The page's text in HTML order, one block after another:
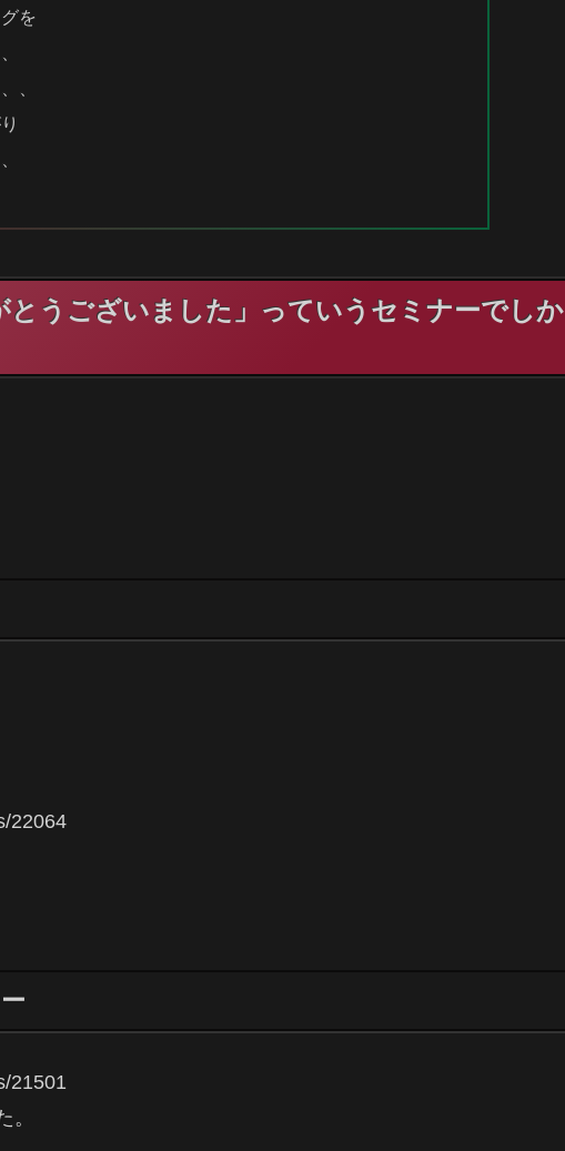
を
、
とうございました」っていうセミナーでしか
22064
21501
。